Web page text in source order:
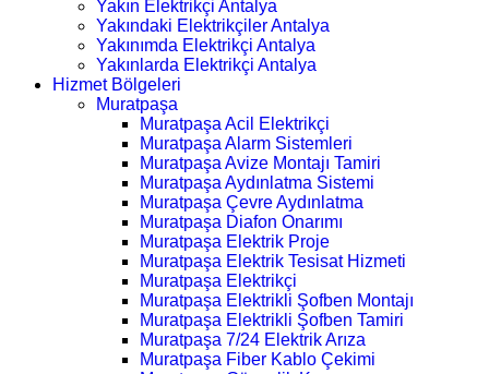
Yakın Elektrikçi Antalya
Yakındaki Elektrikçiler Antalya
Yakınımda Elektrikçi Antalya
Yakınlarda Elektrikçi Antalya
Hizmet Bölgeleri
Muratpaşa
Muratpaşa Acil Elektrikçi
Muratpaşa Alarm Sistemleri
Muratpaşa Avize Montajı Tamiri
Muratpaşa Aydınlatma Sistemi
Muratpaşa Çevre Aydınlatma
Muratpaşa Diafon Onarımı
Muratpaşa Elektrik Proje
Muratpaşa Elektrik Tesisat Hizmeti
Muratpaşa Elektrikçi
Muratpaşa Elektrikli Şofben Montajı
Muratpaşa Elektrikli Şofben Tamiri
Muratpaşa 7/24 Elektrik Arıza
Muratpaşa Fiber Kablo Çekimi